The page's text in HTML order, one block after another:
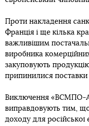
Проти накладення
Франція і ще кілька
важливішим
виробника
закуповують
припинилися
Виключення «ВСМПО-
виправдовують тим,
доходу для російської